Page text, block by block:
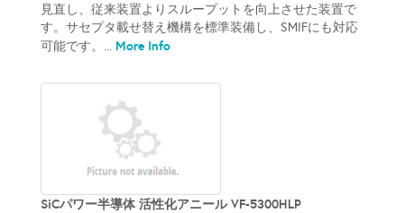
見直し、従来装置よりスループットを向上させた装置で
す。サセプタ載せ替え機構を標準装備し、SMIFにも対応
可能です。... More Info
SiCパワー半導体 活性化アニール VF-5300HLP